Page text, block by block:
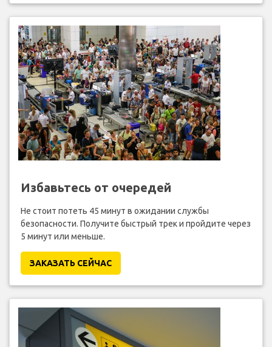
Избавьтесь от очередей
Не стоит потеть 45 минут в ожидании службы
безопасности. Получите быстрый трек и пройдите через
5 минут или меньше.
ЗАКАЗАТЬ СЕЙЧАС